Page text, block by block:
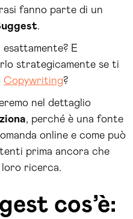
fanno parte di un
.
esattamente? E
strategicamente se ti
Copywriting?
nel dettaglio
, perché è una fonte
online e come può
prima ancora che
loro ricerca.
cos’è: